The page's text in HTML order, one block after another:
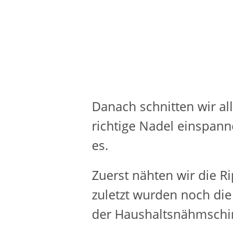
Danach schnitten wir
richtige Nadel
es.
Zuerst nähten wir die
zuletzt wurden noch
der